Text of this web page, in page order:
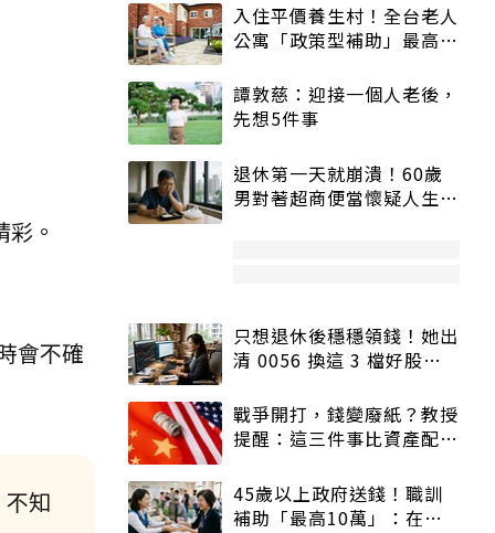
。
會不確
知
入住平價養生村！全台老人
公寓「政策型補助」最高打
譚敦慈：迎接一個人老後，
先想5件事
退休第一天就崩潰！60歲
男對著超商便當懷疑人生
只想退休後穩穩領錢！她出
清 0056 換這 3 檔好股：
戰爭開打，錢變廢紙？教授
提醒：這三件事比資產配置
45歲以上政府送錢！職訓
補助「最高10萬」：在